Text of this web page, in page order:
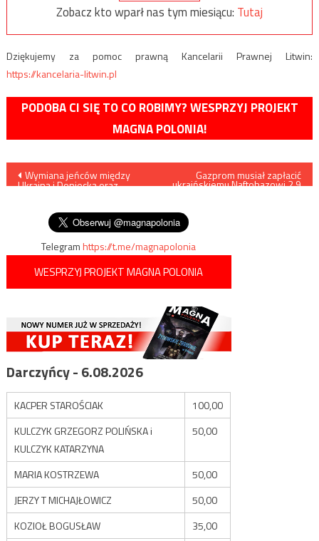
Zobacz kto wparł nas tym miesiącu: Tutaj
Dziękujemy za pomoc prawną Kancelarii Prawnej Litwin:
https://kancelaria-litwin.pl
PODOBA CI SIĘ TO CO ROBIMY? WESPRZYJ PROJEKT
MAGNA POLONIA!
Nawigacja
wpisu
Wymiana jeńców między
Ukrainą i Doniecką oraz
Gazprom musiał zapłacić
ukraińskiemu Naftohazowi 2,9
Telegramhttps://t.me/magnapolonia
WESPRZYJ PROJEKT MAGNA POLONIA
Darczyńcy - 6.08.2026
KACPER STAROŚCIAK
100,00
KULCZYK GRZEGORZ POLIŃSKA i
KULCZYK KATARZYNA
50,00
MARIA KOSTRZEWA
50,00
JERZY T MICHAJŁOWICZ
50,00
KOZIOŁ BOGUSŁAW
35,00